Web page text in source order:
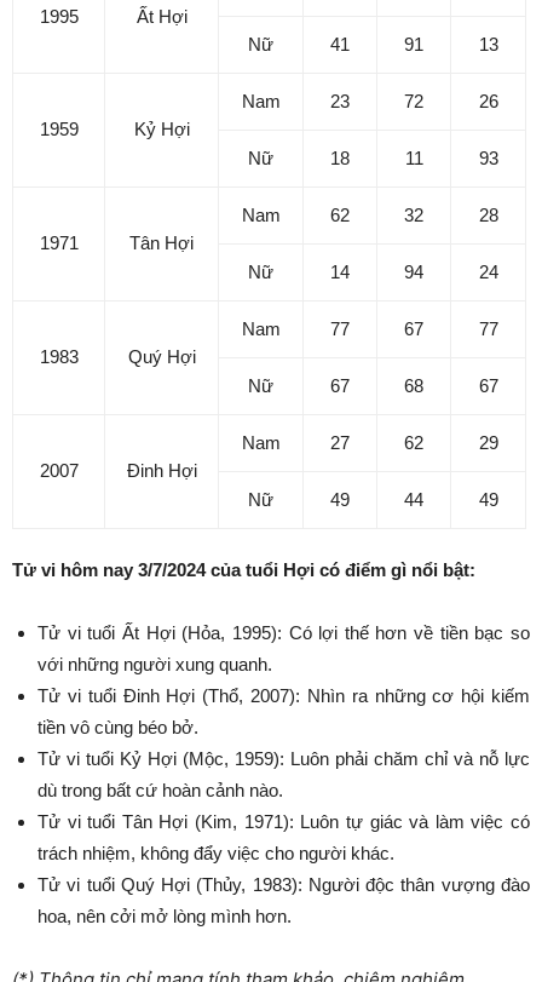
1995 Ất Hợi
Nữ 41 91 13
1959 Kỷ Hợi
Nam 23 72 26
Nữ 18 11 93
1971 Tân Hợi
Nam 62 32 28
Nữ 14 94 24
1983 Quý Hợi
Nam 77 67 77
Nữ 67 68 67
2007 Đinh Hợi
Nam 27 62 29
Nữ 49 44 49
Tử vi hôm nay 3/7/2024 của tuổi Hợi có điểm gì nổi bật:
Tử vi tuổi Ất Hợi (Hỏa, 1995): Có lợi thế hơn về tiền bạc so
với những người xung quanh.
Tử vi tuổi Đinh Hợi (Thổ, 2007): Nhìn ra những cơ hội kiếm
tiền vô cùng béo bở.
Tử vi tuổi Kỷ Hợi (Mộc, 1959): Luôn phải chăm chỉ và nỗ lực
dù trong bất cứ hoàn cảnh nào.
Tử vi tuổi Tân Hợi (Kim, 1971): Luôn tự giác và làm việc có
trách nhiệm, không đẩy việc cho người khác.
Tử vi tuổi Quý Hợi (Thủy, 1983): Người độc thân vượng đào
hoa, nên cởi mở lòng mình hơn.